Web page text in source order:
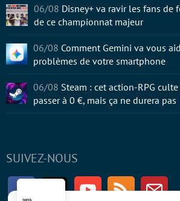
SUIVEZ-NOUS
FacebookTwitter Youtube RSS
06/08 Disney+ va ravir les fans de
de ce championnat majeur
06/08 Comment Gemini va vous
problèmes de votre smartphone
06/08 Steam : cet action-RPG
passer à 0 €, mais ça ne durera pas